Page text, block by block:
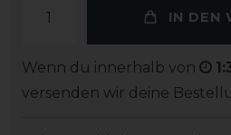
IN DEN
Wenn du innerhalb von
versenden wir deine